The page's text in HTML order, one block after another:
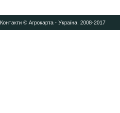
Контакти© Агрокарта - Україна, 2008-2017